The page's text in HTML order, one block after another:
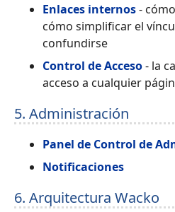
Enlaces internos-
cómo simplificar el
confundirse
Control de Acceso- la
acceso a cualquier
5. Administración
Panel de Control de
Notificaciones
6. Arquitectura Wacko